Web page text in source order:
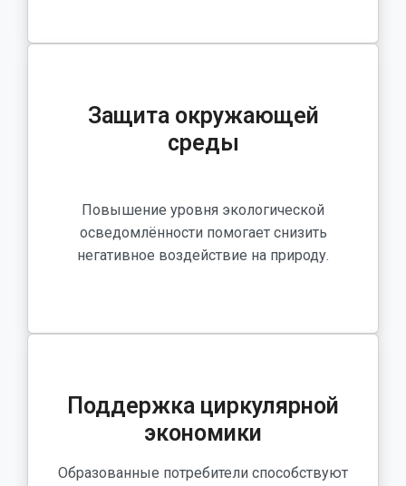
Защита окружающей
среды
Повышение уровня экологической
осведомлённости помогает снизить
негативное воздействие на природу.
Поддержка циркулярной
экономики
Образованные потребители способствуют